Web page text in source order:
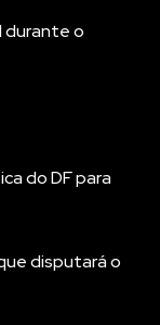
durante o
do DF para
disputará o